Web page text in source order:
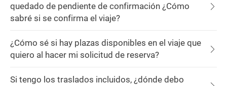
quedado de pendiente de confirmación ¿Cómo
sabré si se confirma el viaje?
¿Cómo sé si hay plazas disponibles en el viaje que
quiero al hacer mi solicitud de reserva?
Si tengo los traslados incluidos, ¿dónde debo